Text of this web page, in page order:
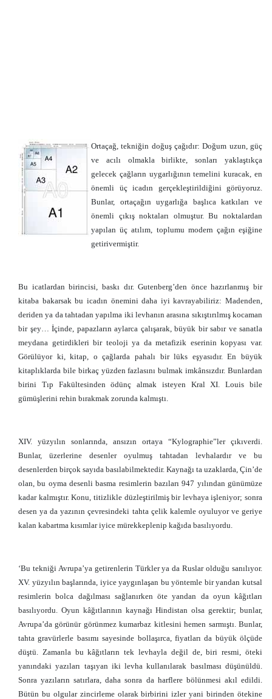
Ortaçağ, tekniğin doğuş çağıdır: Doğum uzun, güç
ve acılı olmakla birlikte, sonları yaklaştıkça
gelecek çağların uygarlığının temelini kuracak, en
önemli üç icadın gerçekleştirildiğini görüyoruz.
Bunlar, ortaçağın uygarlığa başlıca katkıları ve
önemli çıkış noktaları olmuştur. Bu noktalardan
yapılan üç atılım, toplumu modern çağın eşiğine
getirivermiştir.
Bu icatlardan birincisi, baskı dır. Gutenberg’den önce hazırlanmış bir
kitaba bakarsak bu icadın önemini daha iyi kavrayabiliriz: Madenden,
deriden ya da tahtadan yapılma iki levhanın arasına sıkıştırılmış kocaman
bir şey… İçinde, papazların aylarca çalışarak, büyük bir sabır ve sanatla
meydana getirdikleri bir teoloji ya da metafizik eserinin kopyası var.
Görülüyor ki, kitap, o çağlarda pahalı bir lüks eşyasıdır. En büyük
kitaplıklarda bile birkaç yüzden fazlasını bulmak imkânsızdır. Bunlardan
birini Tıp Fakültesinden ödünç almak isteyen Kral XI. Louis bile
gümüşlerini rehin bırakmak zorunda kalmıştı.
XIV. yüzyılın sonlarında, ansızın ortaya “Kylographie”ler çıkıverdi.
Bunlar, üzerlerine desenler oyulmuş tahtadan levhalardır ve bu
desenlerden birçok sayıda basılabilmektedir. Kaynağı ta uzaklarda, Çin’de
olan, bu oyma desenli basma resimlerin bazıları 947 yılından günümüze
kadar kalmıştır. Konu, titizlikle düzleştirilmiş bir levhaya işleniyor; sonra
desen ya da yazının çevresindeki tahta çelik kalemle oyuluyor ve geriye
kalan kabartma kısımlar iyice mürekkeplenip kağıda basılıyordu.
‘Bu tekniği Avrupa’ya getirenlerin Türkler ya da Ruslar olduğu sanılıyor.
XV. yüzyılın başlarında, iyice yaygınlaşan bu yöntemle bir yandan kutsal
resimlerin bolca dağılması sağlanırken öte yandan da oyun kâğıtları
basılıyordu. Oyun kâğıtlarının kaynağı Hindistan olsa gerektir; bunlar,
Avrupa’da görünür görünmez kumarbaz kitlesini hemen sarmıştı. Bunlar,
tahta gravürlerle basımı sayesinde bollaşırca, fiyatları da büyük ölçüde
düştü. Zamanla bu kâğıtların tek levhayla değil de, biri resmi, öteki
yanındaki yazıları taşıyan iki levha kullanılarak basılması düşünüldü.
Sonra yazıların satırlara, daha sonra da harflere bölünmesi akıl edildi.
Bütün bu olgular zincirleme olarak birbirini izler yani birinden ötekine